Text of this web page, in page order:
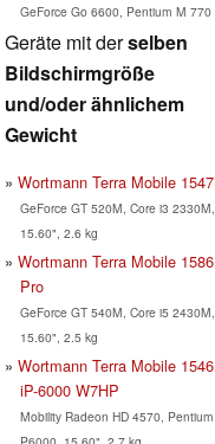
GeForce Go 6600, Pentium M 770
Geräte mit derselben
Bildschirmgröße
und/oder ähnlichem
Gewicht
Wortmann Terra Mobile 1547
GeForce GT 520M, Core i3 2330M,
15.60", 2.6 kg
Wortmann Terra Mobile 1586
Pro
GeForce GT 540M, Core i5 2430M,
15.60", 2.5 kg
Wortmann Terra Mobile 1546
iP-6000 W7HP
Mobility Radeon HD 4570, Pentium